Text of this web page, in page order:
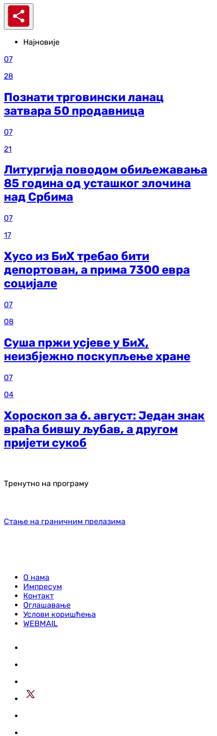
Најновије
07
28
Познати трговински ланац
затвара 50 продавница
07
21
Литургија поводом обиљежавања
85 година од усташког злочина
над Србима
07
17
Хусо из БиХ требао бити
депортован, а прима 7300 евра
социјале
07
08
Суша пржи усјеве у БиХ,
неизбјежно поскупљење хране
07
04
Хороскоп за 6. август: Један знак
враћа бившу љубав, а другом
пријети сукоб
Тренутно на програму
Стање на граничним прелазима
О нама
Импресум
Контакт
Оглашавање
Услови коришћења
WEBMAIL